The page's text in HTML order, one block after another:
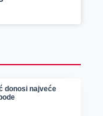
donosi najveće